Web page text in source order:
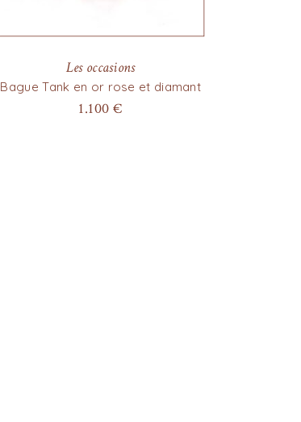
Les occasions
Bague Tank en or rose et diamant
1.100 €